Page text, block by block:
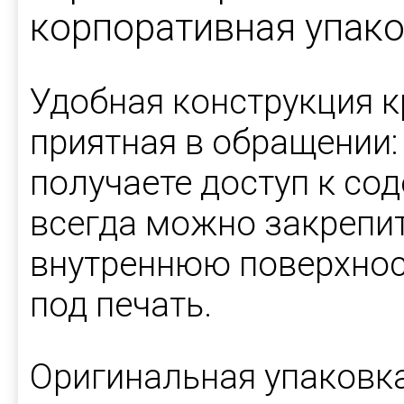
корпоративная
Удобная конструкция
приятная в
получаете доступ к
всегда можно
внутреннюю
под печать.
Оригинальная